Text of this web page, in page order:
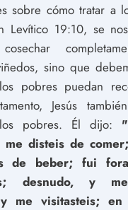
sobre cómo tratar a
Levítico 19:10, se
sino que
pobres puedan
Jesús
pobres. Él dijo:
me disteis de
de beber; fui
desnudo, y
me visitasteis;